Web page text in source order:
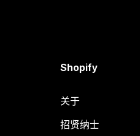
Shopify
关于
招贤纳士